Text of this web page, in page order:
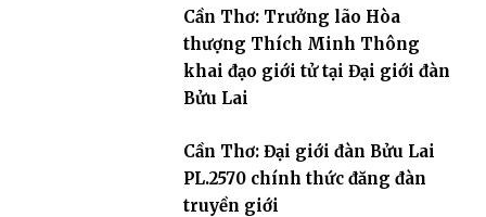
Cần Thơ: Trưởng lão Hòa
thượng Thích Minh Thông
khai đạo giới tử tại Đại giới đàn
Bửu Lai
Cần Thơ: Đại giới đàn Bửu Lai
PL.2570 chính thức đăng đàn
truyền giới